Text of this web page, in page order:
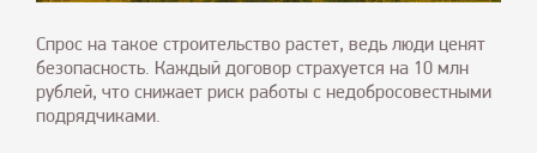
Спрос на такое строительство растет, ведь люди ценят
безопасность. Каждый договор страхуется на 10 млн
рублей, что снижает риск работы с недобросовестными
подрядчиками.